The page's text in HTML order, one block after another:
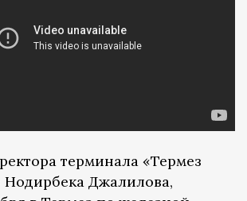
терминала «Термез
Нодирбека Джалилова,